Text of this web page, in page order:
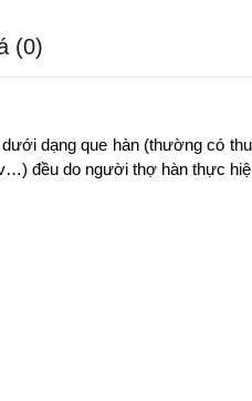
(0)
dạng que hàn (thường có
đều do người thợ hàn thực